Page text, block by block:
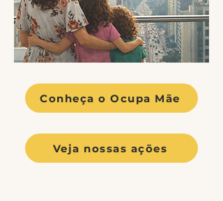
Conheça o Ocupa Mãe
Veja nossas ações